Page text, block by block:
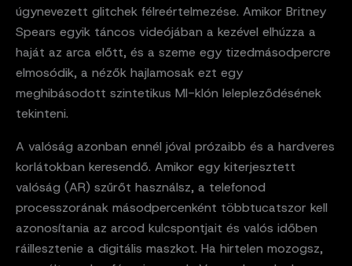
úgynevezett glitchek félreértelmezése. Amikor Britney
Spears egyik táncos videójában a kezével elhúzza a
haját az arca előtt, és a szeme egy tizedmásodpercre
elmosódik, a nézők hajlamosak ezt egy
meghibásodott szintetikus MI-klón lelepleződésének
tekinteni.
A valóság azonban ennél jóval prózaibb és a hardveres
korlátokban keresendő. Amikor egy kiterjesztett
valóság (AR) szűrőt használsz, a telefonod
processzorának másodpercenként többtucatszor kell
azonosítania az arcod kulcspontjait és valós időben
ráillesztenie a digitális maszkot. Ha hirtelen mozogsz,